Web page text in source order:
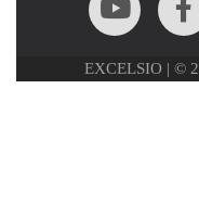
EXCELSIO | ©